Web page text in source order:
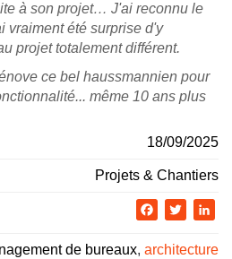
à son projet… J'ai reconnu le
vraiment été surprise d'y
projet totalement différent.
ce bel haussmannien pour
même 10 ans plus
18/09/2025
Projets & Chantiers
Facebook
Twitter
de bureaux, architecture